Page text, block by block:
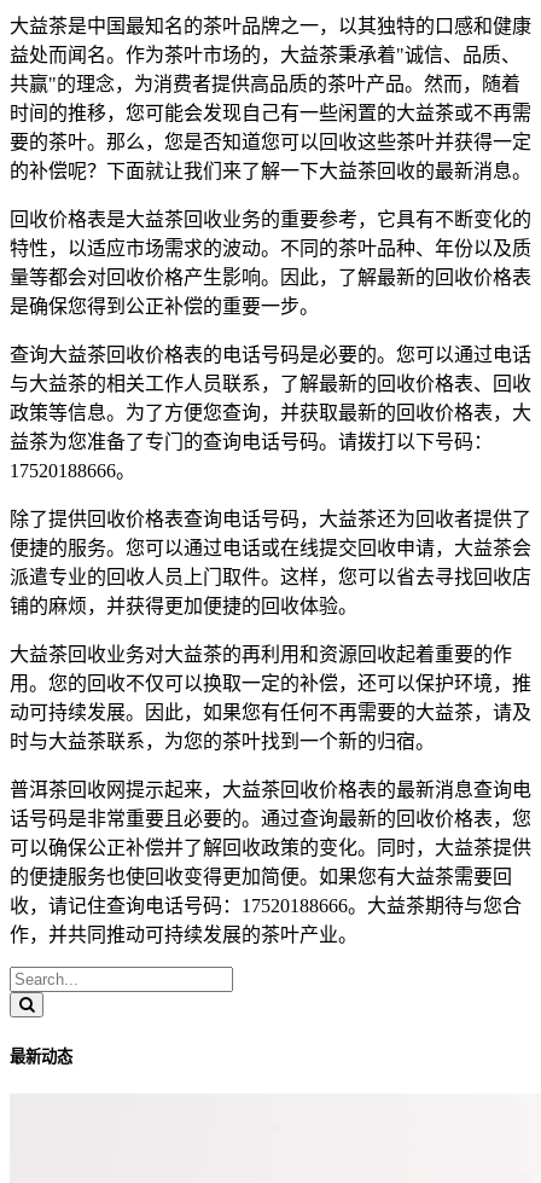
大益茶是中国最知名的茶叶品牌之一，以其独特的口感和健康
益处而闻名。作为茶叶市场的，大益茶秉承着"诚信、品质、
共赢"的理念，为消费者提供高品质的茶叶产品。然而，随着
时间的推移，您可能会发现自己有一些闲置的大益茶或不再需
要的茶叶。那么，您是否知道您可以回收这些茶叶并获得一定
的补偿呢？下面就让我们来了解一下大益茶回收的最新消息。
回收价格表是大益茶回收业务的重要参考，它具有不断变化的
特性，以适应市场需求的波动。不同的茶叶品种、年份以及质
量等都会对回收价格产生影响。因此，了解最新的回收价格表
是确保您得到公正补偿的重要一步。
查询大益茶回收价格表的电话号码是必要的。您可以通过电话
与大益茶的相关工作人员联系，了解最新的回收价格表、回收
政策等信息。为了方便您查询，并获取最新的回收价格表，大
益茶为您准备了专门的查询电话号码。请拨打以下号码：
17520188666。
除了提供回收价格表查询电话号码，大益茶还为回收者提供了
便捷的服务。您可以通过电话或在线提交回收申请，大益茶会
派遣专业的回收人员上门取件。这样，您可以省去寻找回收店
铺的麻烦，并获得更加便捷的回收体验。
大益茶回收业务对大益茶的再利用和资源回收起着重要的作
用。您的回收不仅可以换取一定的补偿，还可以保护环境，推
动可持续发展。因此，如果您有任何不再需要的大益茶，请及
时与大益茶联系，为您的茶叶找到一个新的归宿。
普洱茶回收网提示起来，大益茶回收价格表的最新消息查询电
话号码是非常重要且必要的。通过查询最新的回收价格表，您
可以确保公正补偿并了解回收政策的变化。同时，大益茶提供
的便捷服务也使回收变得更加简便。如果您有大益茶需要回
收，请记住查询电话号码：17520188666。大益茶期待与您合
作，并共同推动可持续发展的茶叶产业。
最新动态